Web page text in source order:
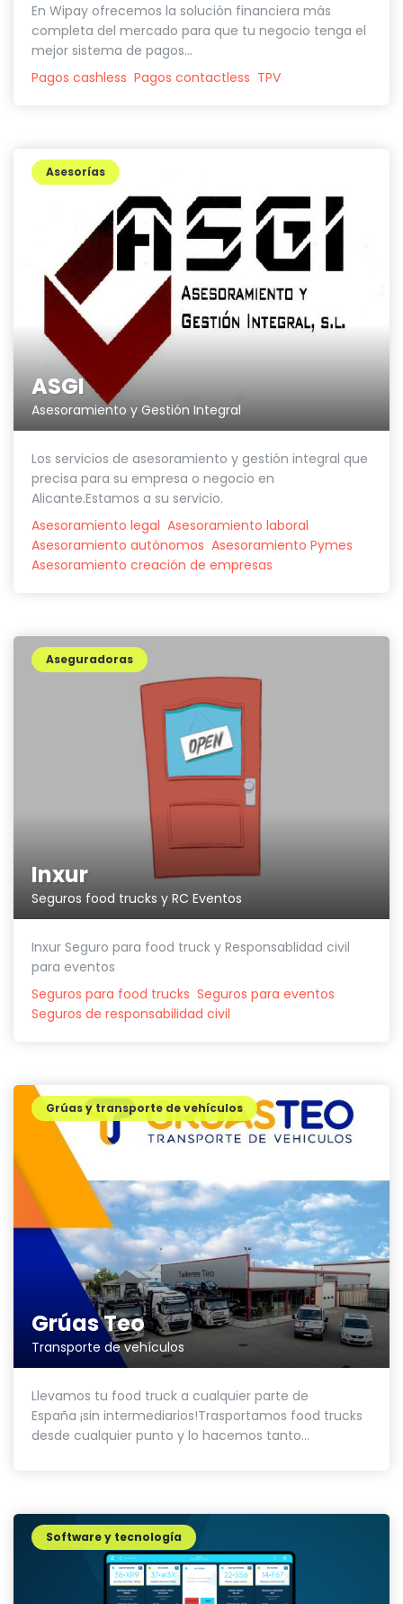
En Wipay ofrecemos la solución financiera más
completa del mercado para que tu negocio tenga el
mejor sistema de pagos...
Pagos cashless Pagos contactless TPV
ASGI
Asesoramiento y Gestión Integral
Asesorías
Los servicios de asesoramiento y gestión integral que
precisa para su empresa o negocio en
Alicante.Estamos a su servicio.
Asesoramiento legal Asesoramiento laboral
Asesoramiento autónomos Asesoramiento Pymes
Asesoramiento creación de empresas
Inxur
Seguros food trucks y RC Eventos
Aseguradoras
Inxur Seguro para food truck y Responsablidad civil
para eventos
Seguros para food trucks Seguros para eventos
Seguros de responsabilidad civil
Grúas Teo
Transporte de vehículos
Grúas y transporte de vehículos
Llevamos tu food truck a cualquier parte de
España ¡sin intermediarios!Trasportamos food trucks
desde cualquier punto y lo hacemos tanto...
Software y tecnología